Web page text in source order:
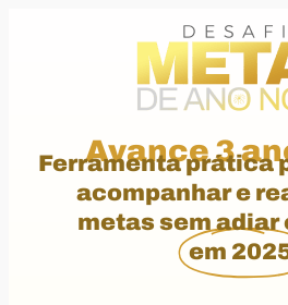
Avance 3
Ferramenta prática
acompanhar e
metas sem adiar
em